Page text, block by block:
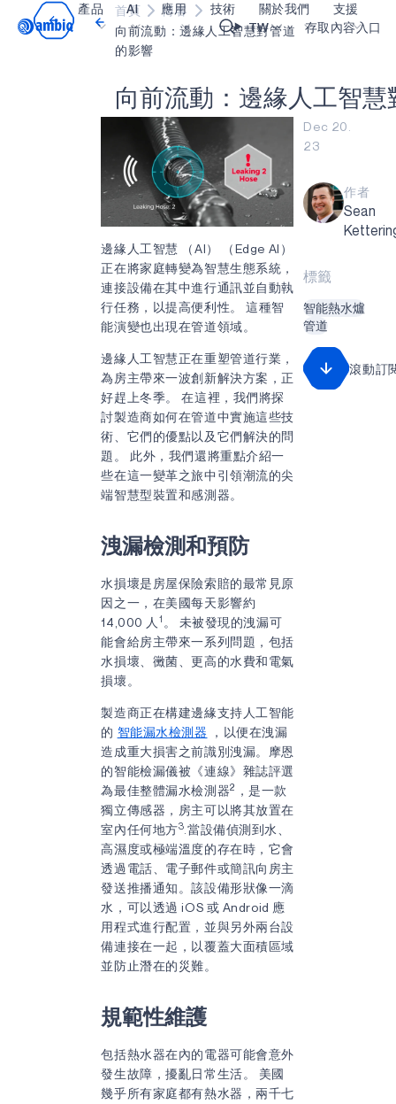
產品 AI 應用
醫療保健
工業邊緣
智能遙控器
智慧家庭和建築
智慧卡
可穿戴設備
遊戲
耳戴式裝置
技術
blueSPOT
graphiqSPOT
neuralSPOT
secureSPOT
SPOT
turboSPOT
關於我們
部落格
職業
讓我們共同建設未來
活動
投資者關係
訊息
合作成功亮點
為什麼選擇 Ambiq
支援
內容入口網
我們的合作
資源
購買地點
常見問題
TW 存取內容入口
首頁
博客
向前流動：邊緣人工智慧對管道
的影響
向前流動 ： 邊緣 人工智慧
邊緣人工智慧 （AI） （Edge AI）
正在將家庭轉變為智慧生態系統，
連接設備在其中進行通訊並自動執
行任務，以提高便利性。 這種智
能演變也出現在管道領域。
邊緣人工智慧正在重塑管道行業，
為房主帶來一波創新解決方案，正
好趕上冬季。 在這裡，我們將探
討製造商如何在管道中實施這些技
術、它們的優點以及它們解決的問
題。 此外，我們還將重點介紹一
些在這一變革之旅中引領潮流的尖
端智慧型裝置和感測器。
洩漏檢測和預防
水損壞是房屋保險索賠的最常見原
因之一，在美國每天影響約
14,000 人 1 。 未被發現的洩漏可
能會給房主帶來一系列問題，包括
水損壞、黴菌、更高的水費和電氣
損壞。
製造商正在構建邊緣支持人工智能
的 智能漏水檢測器 ，以便在洩漏
造成重大損害之前識別洩漏。摩恩
的智能檢漏儀被《連線》雜誌評選
為最佳整體漏水檢測器2
，是一款
獨立傳感器，房主可以將其放置在
室內任何地方3 .當設備偵測到水、
高濕度或極端溫度的存在時，它會
透過電話、電子郵件或簡訊向房主
發送推播通知。該設備形狀像一滴
水，可以透過 iOS 或 Android 應
用程式進行配置，並與另外兩台設
備連接在一起，以覆蓋大面積區域
並防止潛在的災難。
規範性維護
包括熱水器在內的電器可能會意外
發生故障，擾亂日常生活。 美國
幾乎所有家庭都有熱水器，兩千七
Dec 20.
23
作者
Sean
標籤
智能熱水爐
管道
滾動訂
Video title
OK